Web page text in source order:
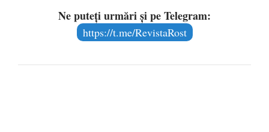
Ne puteți urmări și pe Telegram:
https://t.me/RevistaRost